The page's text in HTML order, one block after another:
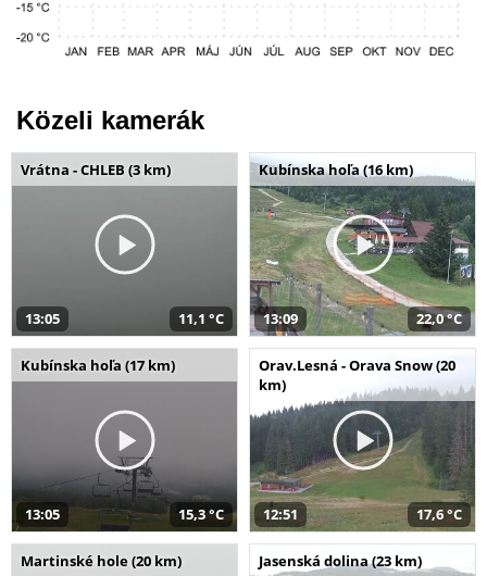
Közeli kamerák
Vrátna - CHLEB (3 km)
13:05 11,1 °C
Kubínska hoľa (16 km)
13:09 22,0 °C
Kubínska hoľa (17 km)
13:05 15,3 °C
Orav.Lesná - Orava Snow (20
km)
12:51 17,6 °C
Martinské hole (20 km) Jasenská dolina (23 km)